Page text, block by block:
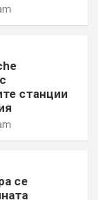
станции
се